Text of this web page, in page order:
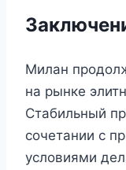
Милан
на рынке
Стабильный
сочетании с
условиями